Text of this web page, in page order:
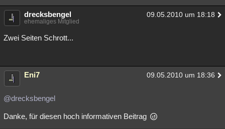
weitere Rubriken
Philosophie Träume
Musik Clash Verbesserungen Allmystery English
Übersichten
Besucht Teilgenommen
Lesenswert Schlüsselwörter
drecksbengel 09.05.2010 um 18:18
ehemaliges Mitglied
Zwei Seiten Schrott...
Eni7 09.05.2010 um 18:36
@drecksbengel
Danke, für diesen hoch informativen Beitrag